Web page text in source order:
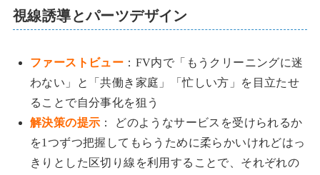
視線誘導とパーツデザイン
ファーストビュー ：FV内で「もうクリーニングに迷
わない」と「共働き家庭」「忙しい方」を目立たせ
ることで自分事化を狙う
解決策の提示 ： どのようなサービスを受けられるか
を1つずつ把握してもらうために柔らかいけれどはっ
きりとした区切り線を利用することで、それぞれの